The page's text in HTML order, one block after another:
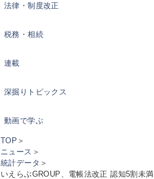
法律・制度改正
税務・相続
連載
深掘りトピックス
動画で学ぶ
TOP ＞
ニュース ＞
統計データ ＞
いえらぶGROUP、電帳法改正 認知5割未満